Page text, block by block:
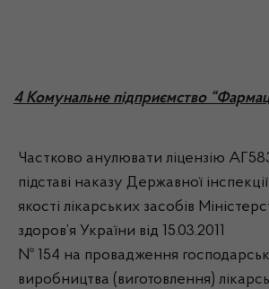
4 Комунальне підприємство
Частково анулювати ліцензію
підставі наказу Державної
якості лікарських засобів
здоров’я України від 15.03.2011
№ 154 на провадження
виробництва (виготовлення)